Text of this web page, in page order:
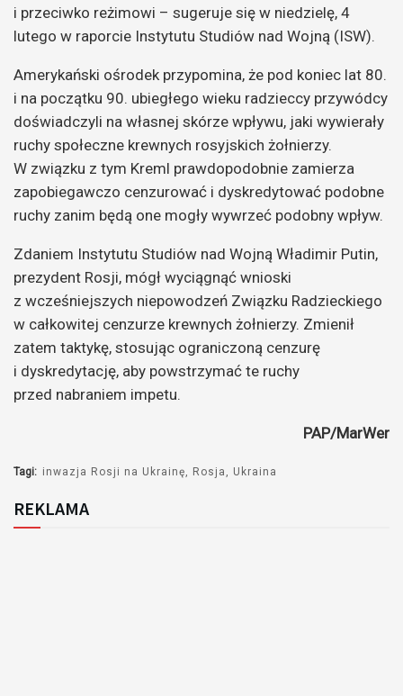
i przeciwko reżimowi – sugeruje się w niedzielę, 4
lutego w raporcie Instytutu Studiów nad Wojną (ISW).
Amerykański ośrodek przypomina, że pod koniec lat 80.
i na początku 90. ubiegłego wieku radzieccy przywódcy
doświadczyli na własnej skórze wpływu, jaki wywierały
ruchy społeczne krewnych rosyjskich żołnierzy.
W związku z tym Kreml prawdopodobnie zamierza
zapobiegawczo cenzurować i dyskredytować podobne
ruchy zanim będą one mogły wywrzeć podobny wpływ.
Zdaniem Instytutu Studiów nad Wojną Władimir Putin,
prezydent Rosji, mógł wyciągnąć wnioski
z wcześniejszych niepowodzeń Związku Radzieckiego
w całkowitej cenzurze krewnych żołnierzy. Zmienił
zatem taktykę, stosując ograniczoną cenzurę
i dyskredytację, aby powstrzymać te ruchy
przed nabraniem impetu.
PAP/MarWer
Tagi: inwazja Rosji na Ukrainę Rosja Ukraina
REKLAMA